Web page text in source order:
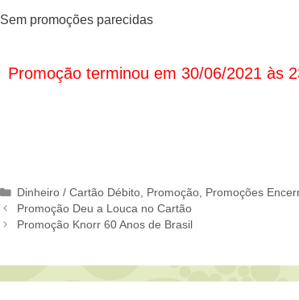
Sem promoções parecidas
Promoção terminou em 30/06/2021 às
Categorias
Dinheiro / Cartão Débito Promoção Promoções
Promoção Deu a Louca no Cartão
Promoção Knorr 60 Anos de Brasil